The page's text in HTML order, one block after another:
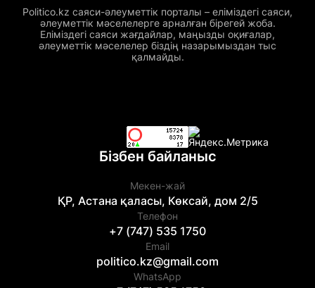
Politico.kz саяси-әлеуметтік порталы – еліміздегі саяси,
әлеуметтік мәселелерге арналған бірегей жоба.
Еліміздегі саяси жағдайлар, маңызды оқиғалар,
әлеуметтік мәселелер біздің назарымыздан тыс
қалмайды.
Бізбен байланыс
Мекен-жай
ҚР, Астана қаласы, Көксай, дом 2/5
Телефон
+7 (747) 535 1750
Email
politico.kz@gmail.com
WhatsApp